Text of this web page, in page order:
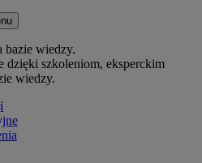
bazie wiedzy.
dzięki szkoleniom, eksperckim
wiedzy.